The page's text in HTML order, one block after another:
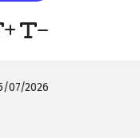
07/2026